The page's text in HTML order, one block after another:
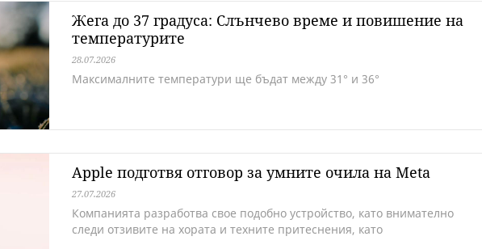
Жега до 37 градуса: Слънчево време и повишение на
температурите
28.07.2026
Максималните температури ще бъдат между 31° и 36°
Apple подготвя отговор за умните очила на Meta
27.07.2026
Компанията разработва свое подобно устройство, като внимателно
следи отзивите на хората и техните притеснения, като